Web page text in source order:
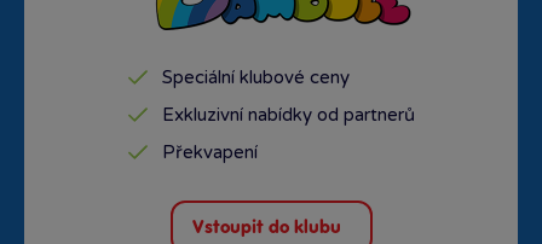
Speciální klubové ceny
Exkluzivní nabídky od partnerů
Překvapení
Vstoupit do klubu